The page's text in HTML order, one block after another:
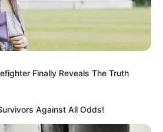
Finally Reveals The Truth
Against All Odds!